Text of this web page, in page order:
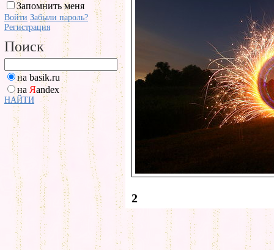
Запомнить меня
Войти Забыли пароль?
Регистрация
Поиск
на basik.ru
на Яandex
НАЙТИ
2